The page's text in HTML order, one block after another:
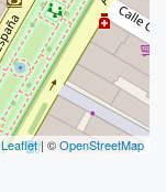
Leaflet| ©OpenStreetMap